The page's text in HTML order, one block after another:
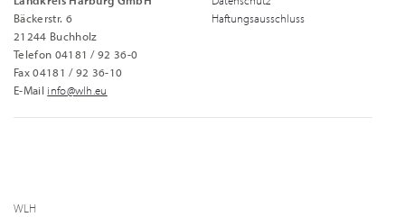
Bäckerstr. 6
21244 Buchholz
Telefon 04181 / 92 36-0
Fax 04181 / 92 36-10
E-Mail info@wlh.eu
Haftungsausschluss
WLH